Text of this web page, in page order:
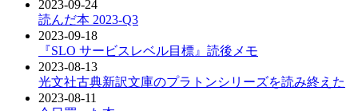
2023-09-24
読んだ本 2023-Q3
2023-09-18
『SLO サービスレベル目標』読後メモ
2023-08-13
光文社古典新訳文庫のプラトンシリーズを読み終えた
2023-08-11